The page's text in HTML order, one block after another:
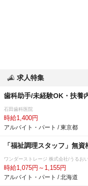
求人特集
歯科助手/未経験OK・扶養
石田歯科医院
時給1,400円
アルバイト・パート / 東京都
「福祉調理スタッフ」無
ワンダーストレージ 株式会社/うるお
時給1,075円～1,155円
アルバイト・パート / 北海道